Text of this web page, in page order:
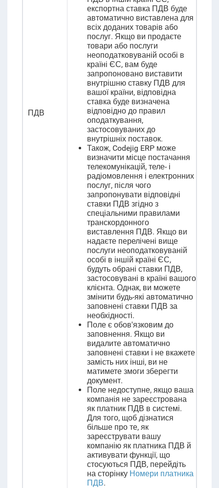
ПДВ
експортна ставка ПДВ буде
автоматично виставлена для
всіх доданих товарів або
послуг. Якщо ви продаєте
товари або послуги
неоподатковуваній особі в
країні ЄС, вам буде
запропоновано виставити
внутрішню ставку ПДВ для
вашої країни, відповідна
ставка буде визначена
відповідно до правил
оподаткування,
застосовуваних до
внутрішніх поставок.
Також, Codejig ERP може
визначити місце постачання
телекомунікацій, теле- і
радіомовлення і електронних
послуг, після чого
запропонувати відповідні
ставки ПДВ згідно з
спеціальними правилами
транскордонного
виставлення ПДВ. Якщо ви
надаєте перелічені вище
послуги неоподатковуваній
особі в іншій країні ЄС,
будуть обрані ставки ПДВ,
застосовувані в країні вашого
клієнта. Однак, ви можете
змінити будь-які автоматично
заповнені ставки ПДВ за
необхідності.
Поле є обов'язковим до
заповнення. Якщо ви
видалите автоматично
заповнені ставки і не вкажете
замість них інші, ви не
матимете змоги зберегти
документ.
Поле недоступне, якщо ваша
компанія не зареєстрована
як платник ПДВ в системі.
Для того, щоб дізнатися
більше про те, як
зареєструвати вашу
компанію як платника ПДВ й
активувати функції, що
стосуються ПДВ, перейдіть
на сторінку Номери платника
ПДВ.